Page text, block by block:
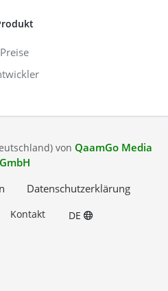
Preise
von QaamGo Media
GmbH
Datenschutzerklärung
Kontakt DE